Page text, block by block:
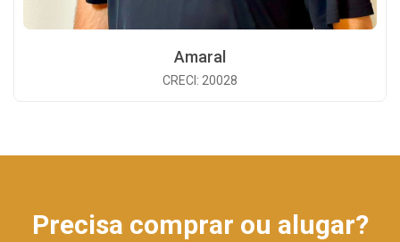
Amaral
CRECI: 20028
Precisa comprar ou alugar?